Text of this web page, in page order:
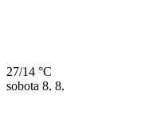
27/14 °C
sobota 8. 8.